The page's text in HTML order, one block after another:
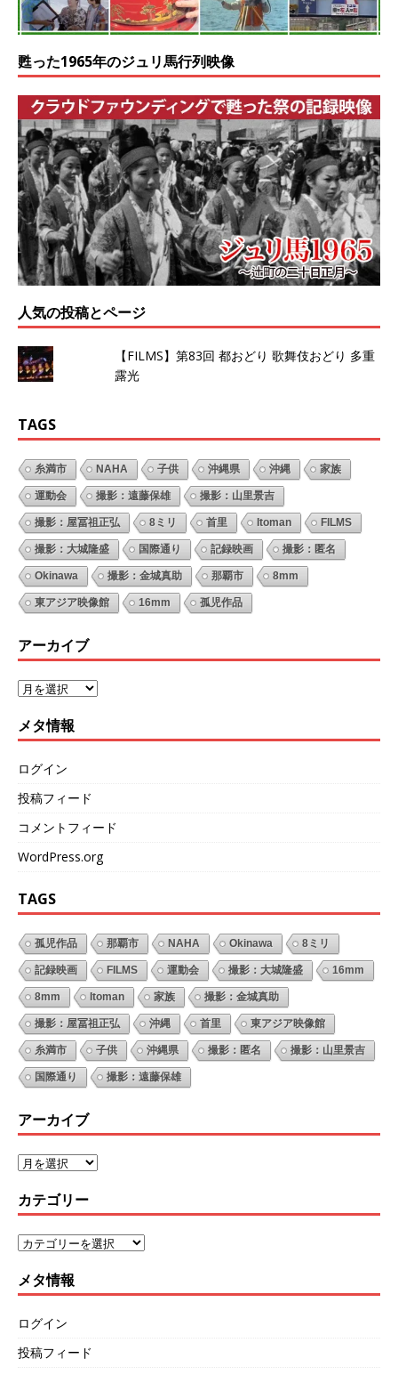
甦った1965年のジュリ馬行列映像
人気の投稿とページ
【FILMS】第83回 都おどり 歌舞伎おどり 多重
露光
TAGS
糸満市 NAHA 子供 沖縄県 沖縄 家族
運動会 撮影：遠藤保雄 撮影：山里景吉
撮影：屋冨祖正弘 8ミリ 首里 Itoman FILMS
撮影：大城隆盛 国際通り 記録映画 撮影：匿名
Okinawa 撮影：金城真助 那覇市 8mm
東アジア映像館 16mm 孤児作品
アーカイブ
メタ情報
ログイン
投稿フィード
コメントフィード
WordPress.org
TAGS
孤児作品 那覇市 NAHA Okinawa 8ミリ
記録映画 FILMS 運動会 撮影：大城隆盛 16mm
8mm Itoman 家族 撮影：金城真助
撮影：屋冨祖正弘 沖縄 首里 東アジア映像館
糸満市 子供 沖縄県 撮影：匿名 撮影：山里景吉
国際通り 撮影：遠藤保雄
アーカイブ
カテゴリー
メタ情報
ログイン
投稿フィード